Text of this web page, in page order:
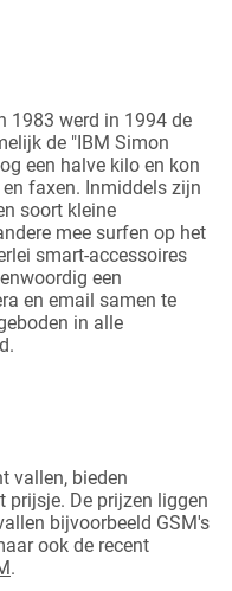
1983 werd in 1994 de
de "IBM Simon
een halve kilo en kon
faxen. Inmiddels zijn
soort kleine
mee surfen op het
smart-accessoires
een
en email samen te
in alle
vallen, bieden
prijsje. De prijzen liggen
bijvoorbeeld GSM's
ook de recent
.